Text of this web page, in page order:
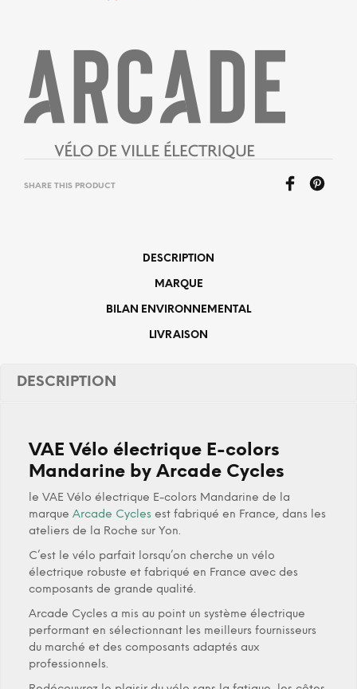
SHARE THIS PRODUCT
DESCRIPTION
MARQUE
BILAN ENVIRONNEMENTAL
LIVRAISON
DESCRIPTION
VAE Vélo électrique E-colors
Mandarine by Arcade Cycles
le VAE Vélo électrique E-colors Mandarine de la
marque Arcade Cycles est fabriqué en France, dans les
ateliers de la Roche sur Yon.
C’est le vélo parfait lorsqu’on cherche un vélo
électrique robuste et fabriqué en France avec des
composants de grande qualité.
Arcade Cycles a mis au point un système électrique
performant en sélectionnant les meilleurs fournisseurs
du marché et des composants adaptés aux
professionnels.